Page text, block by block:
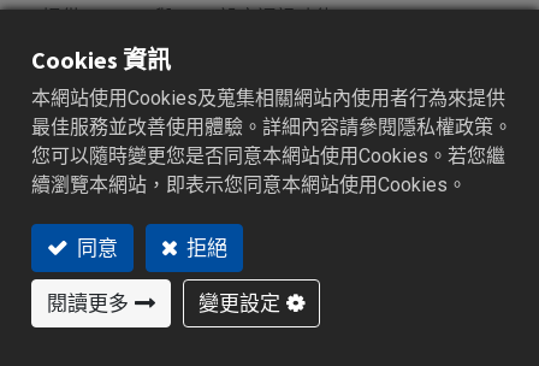
• 提供 RS-485 與 USB 設定通訊功能
加入詢價車
特色功能
Cookies 資訊
本網站使用Cookies及蒐集相關網站內使用者行為來提供
最佳服務並改善使用體驗。詳細內容請參閱隱私權政策。
您可以隨時變更您是否同意本網站使用Cookies。若您繼
續瀏覽本網站，即表示您同意本網站使用Cookies。
同意 拒絕
閱讀更多 變更設定